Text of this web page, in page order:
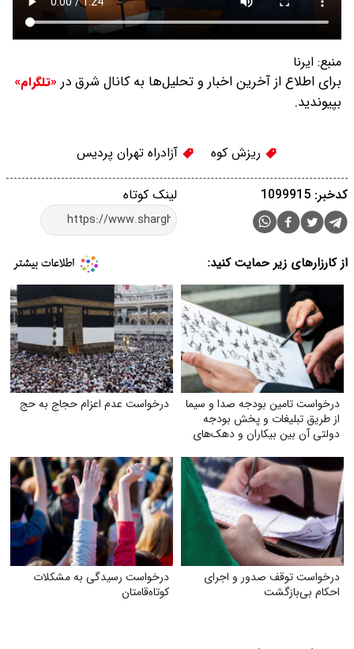
منبع: ایرنا
برای اطلاع از آخرین اخبار و تحلیل‌ها به کانال شرق در «تلگرام»
بپیوندید.
ریزش کوه آزادراه تهران پردیس
لینک کوتاه کدخبر: 1099915
از کارزارهای زیر حمایت کنید:
درخواست تامین بودجه صدا و سیما
از طریق تبلیغات و پخش بودجه
دولتی آن بین بیکاران و دهک‌های
درخواست عدم اعزام حجاج به حج
درخواست توقف صدور و اجرای
احکام بی‌بازگشت
درخواست رسیدگی به مشکلات
کوتاه‌قامتان